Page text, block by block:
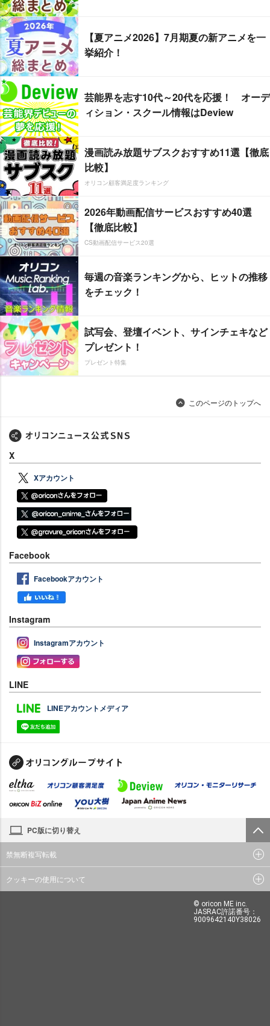
【夏アニメ2026】7月期夏の新アニメを一
挙紹介！
芸能界を志す10代～20代を応援！ オーデ
ィション・スクール情報はDeview
漫画読み放題サブスクおすすめ11選【徹底
比較】
オリコン顧客満足度ランキング
2026年動画配信サービスおすすめ40選
【徹底比較】
CS動画配信サービス20選
毎週の音楽ランキングから、ヒットの推移
をチェック！
試写会、登壇イベント、サインチェキなど
プレゼント！
プレゼント特集
このページのトップへ
X
Xアカウント
Facebook
Facebookアカウント
Instagram
Instagramアカウント
LINE
LINEアカウントメディア
PC版に切り替え
禁無断複写転載
クッキーの使用について
© oricon ME inc.
JASRAC許諾番号：
9009642140Y38026